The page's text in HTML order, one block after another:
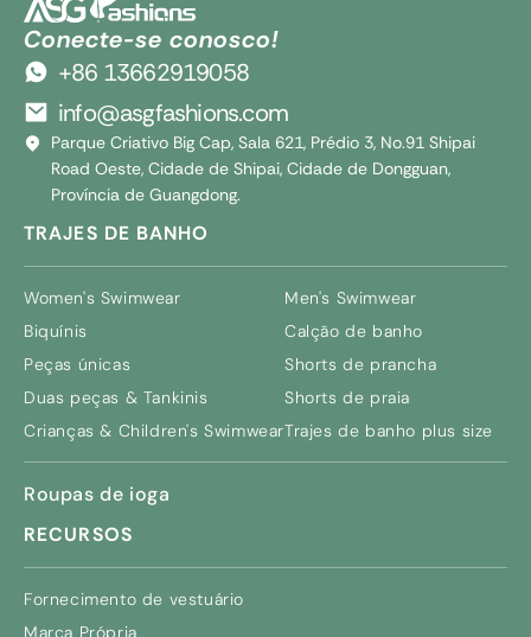
Conecte-se conosco!
+86 13662919058
info@asgfashions.com
Parque Criativo Big Cap, Sala 621, Prédio 3, No.91 Shipai
Road Oeste, Cidade de Shipai, Cidade de Dongguan,
Província de Guangdong.
TRAJES DE BANHO
Women's Swimwear
Biquínis
Peças únicas
Duas peças & Tankinis
Crianças & Children's Swimwear
Men's Swimwear
Calção de banho
Shorts de prancha
Shorts de praia
Trajes de banho plus size
Roupas de ioga
RECURSOS
Fornecimento de vestuário
Marca Própria